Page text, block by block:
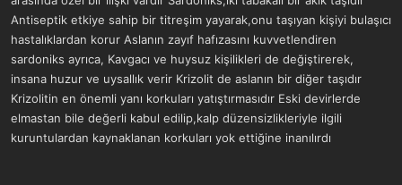
Antiseptik etkiye sahip bir titreşim yayarak,onu taşıyan kişiyi bulaşıcı
hastalıklardan korur Aslanın zayıf hafızasını kuvvetlendiren
sardoniks ayrıca, Kavgacı ve huysuz kişilikleri de değiştirerek,
insana huzur ve uysallık verir Krizolit de aslanın bir diğer taşıdır
Krizolitin en önemli yanı korkuları yatıştırmasıdır Eski devirlerde
elmastan bile değerli kabul edilip,kalp düzensizlikleriyle ilgili
kuruntulardan kaynaklanan korkuları yok ettiğine inanılırdı